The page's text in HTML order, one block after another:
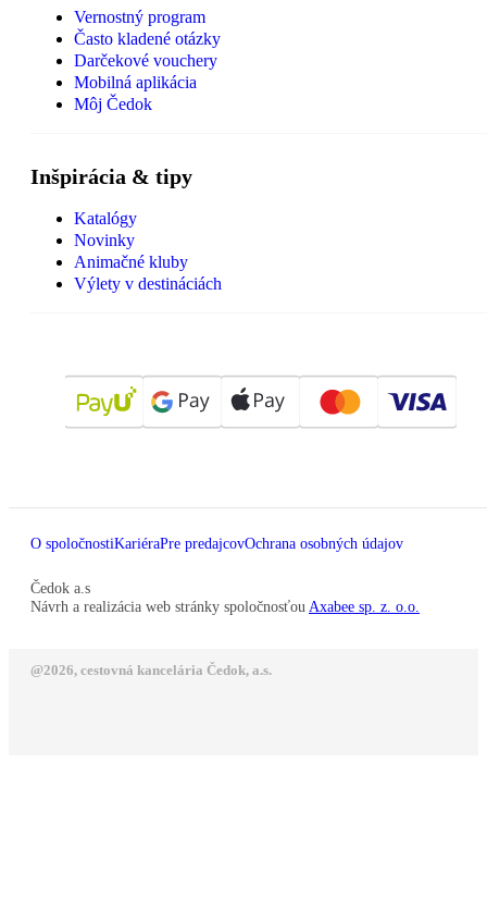
Vernostný program
Často kladené otázky
Darčekové vouchery
Mobilná aplikácia
Môj Čedok
Inšpirácia & tipy
Katalógy
Novinky
Animačné kluby
Výlety v destináciách
O spoločnostiKariéraPre predajcovOchrana osobných údajov
Čedok a.s
Návrh a realizácia web stránky spoločnosťou Axabee sp. z. o.o.
@2026, cestovná kancelária Čedok, a.s.